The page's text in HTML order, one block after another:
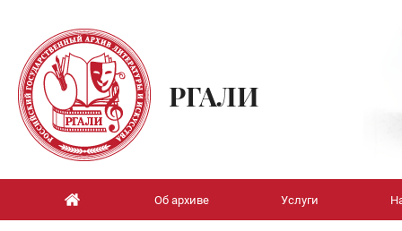
РГАЛИ
Об архиве Услуги